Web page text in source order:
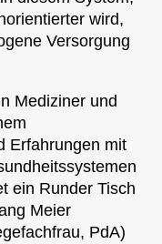
wird,
Versorgung
Mediziner und
Erfahrungen mit
ein Runder Tisch
Meier
PdA)